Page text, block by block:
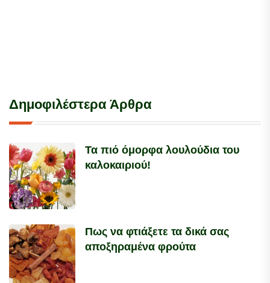
Δημοφιλέστερα Άρθρα
Τα πιό όμορφα λουλούδια του
καλοκαιριού!
Πως να φτιάξετε τα δικά σας
αποξηραμένα φρούτα